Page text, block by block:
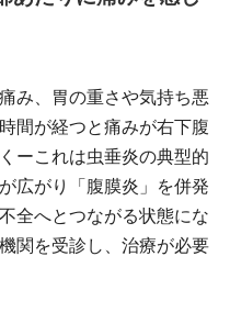
み、胃の重さや気持ち悪
間が経つと痛みが右下腹
ーこれは虫垂炎の典型的
広がり「腹膜炎」を併発
全へとつながる状態にな
関を受診し、治療が必要